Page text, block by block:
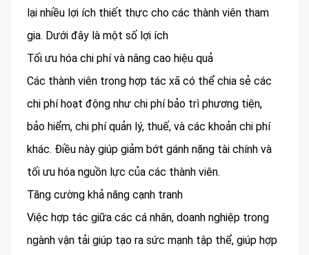
lại nhiều lợi ích thiết thực cho các thành viên tham
gia. Dưới đây là một số lợi ích
Tối ưu hóa chi phí và nâng cao hiệu quả
Các thành viên trong hợp tác xã có thể chia sẻ các
chi phí hoạt động như chi phí bảo trì phương tiện,
bảo hiểm, chi phí quản lý, thuế, và các khoản chi phí
khác. Điều này giúp giảm bớt gánh nặng tài chính và
tối ưu hóa nguồn lực của các thành viên.
Tăng cường khả năng cạnh tranh
Việc hợp tác giữa các cá nhân, doanh nghiệp trong
ngành vận tải giúp tạo ra sức mạnh tập thể, giúp hợp